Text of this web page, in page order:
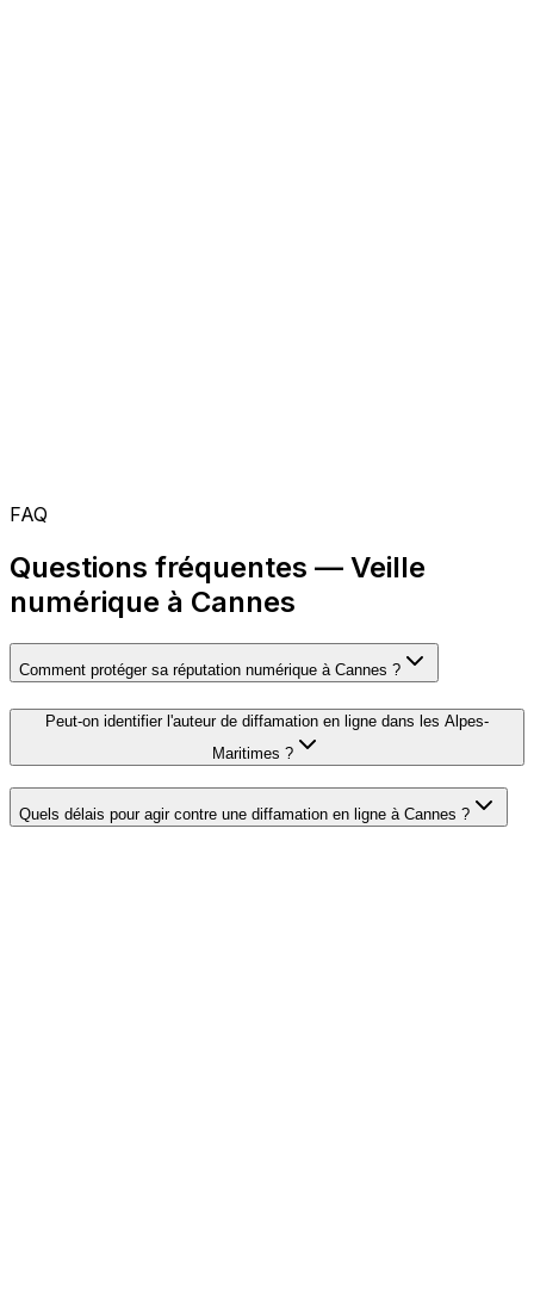
FAQ
Questions fréquentes — Veille
numérique à Cannes
Comment protéger sa réputation numérique à Cannes ?
Peut-on identifier l'auteur de diffamation en ligne dans les Alpes-
Maritimes ?
Quels délais pour agir contre une diffamation en ligne à Cannes ?